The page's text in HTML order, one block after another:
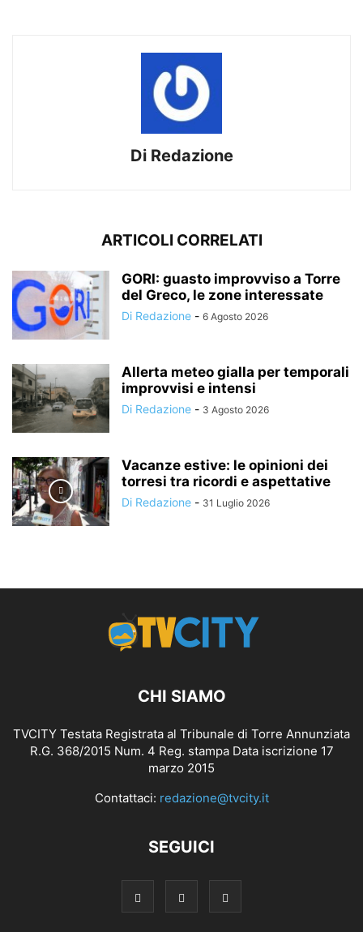
Di Redazione
ARTICOLI CORRELATI
GORI: guasto improvviso a Torre
del Greco, le zone interessate
Di Redazione - 6 Agosto 2026
Allerta meteo gialla per temporali
improvvisi e intensi
Di Redazione - 3 Agosto 2026
Vacanze estive: le opinioni dei
torresi tra ricordi e aspettative
Di Redazione - 31 Luglio 2026
CHI SIAMO
TVCITY Testata Registrata al Tribunale di Torre Annunziata
R.G. 368/2015 Num. 4 Reg. stampa Data iscrizione 17
marzo 2015
Contattaci: redazione@tvcity.it
SEGUICI